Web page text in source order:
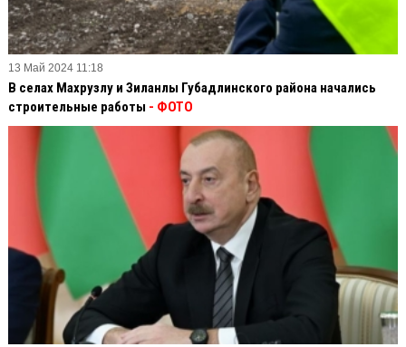
13 Май 2024 11:18
В селах Махрузлу и Зиланлы Губадлинского района начались
строительные работы - ФОТО